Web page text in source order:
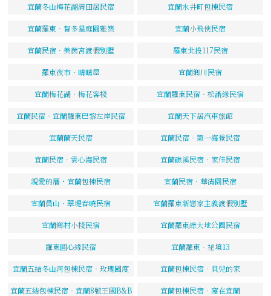
宜蘭冬山梅花湖清田居民宿 宜蘭水井町包棟民宿
宜蘭羅東．智多星庭園雅築 宜蘭小飛俠民宿
宜蘭民宿．美茵宮渡假別墅 羅東北投117民宿
羅東夜市‧晴晴屋 宜蘭鄉川民宿
宜蘭梅花湖‧梅花客棧 宜蘭羅東民宿‧松滿緣民宿
宜蘭民宿‧宜蘭羅東巴黎左岸民宿 宜蘭天下居汽車旅館
宜蘭蘭天民宿 宜蘭民宿‧第一海景民宿
宜蘭民宿．雲心海民宿 宜蘭礁溪民宿‧家佳民宿
親愛的厝・宜蘭包棟民宿 宜蘭民宿．華清園民宿
宜蘭員山．翠堤春曉民宿 宜蘭羅東新戀家主義渡假別墅
宜蘭鄉村小棧民宿 宜蘭羅東綠大地公園民宿
羅東圓心緣民宿 宜蘭羅東‧祕境13
宜蘭五結冬山河包棟民宿‧玫瑰國度 宜蘭包棟民宿‧貝兒的家
宜蘭五結包棟民宿‧宜蘭8號王國B&B 宜蘭包棟民宿‧窩在宜蘭